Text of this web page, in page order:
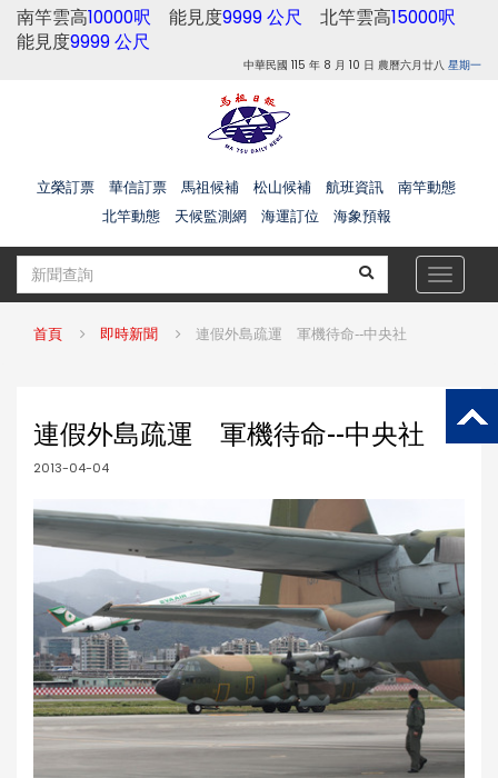
南竿雲高10000呎 能見度9999 公尺 北竿雲高15000呎
能見度9999 公尺
中華民國 115 年 8 月 10 日 農曆六月廿八 星期一
立榮訂票 華信訂票 馬祖候補 松山候補 航班資訊
南竿動態
北竿動態
天候監測網 海運訂位 海象預報
Toggle
首頁 即時新聞 連假外島疏運 軍機待命--中央社
連假外島疏運 軍機待命--中央社
2013-04-04